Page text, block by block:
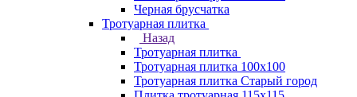
Черная брусчатка
Тротуарная плитка
Назад
Тротуарная плитка
Тротуарная плитка 100x100
Тротуарная плитка Старый город